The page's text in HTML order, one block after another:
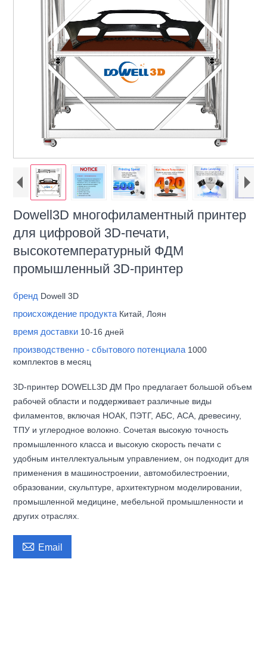
Dowell3D многофиламентный принтер
для цифровой 3D-печати,
высокотемпературный ФДМ
промышленный 3D-принтер
бренд Dowell 3D
происхождение продукта Китай, Лоян
время доставки 10-16 дней
производственно - сбытового потенциала 1000
комплектов в месяц
3D-принтер DOWELL3D ДМ Про предлагает большой объем
рабочей области и поддерживает различные виды
филаментов, включая НОАК, ПЭТГ, АБС, АСА, древесину,
ТПУ и углеродное волокно. Сочетая высокую точность
промышленного класса и высокую скорость печати с
удобным интеллектуальным управлением, он подходит для
применения в машиностроении, автомобилестроении,
образовании, скульптуре, архитектурном моделировании,
промышленной медицине, мебельной промышленности и
других отраслях.
 Email